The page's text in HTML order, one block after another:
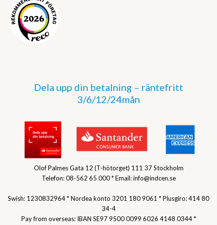
Dela upp din betalning – räntefritt
3/6/12/24mån
Olof Palmes Gata 12 (T-hötorget) 111 37 Stockholm
Telefon: 08-562 65 000 * Email: info@indcen.se
Swish: 1230832964 * Nordea konto 3201 180 9061 * Plusgiro: 414 80
34-4
Pay from overseas: IBAN SE97 9500 0099 6026 4148 0344 *